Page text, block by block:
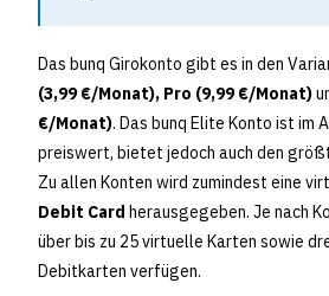
Das bunq Girokonto gibt es in den
(3,99 €/Monat), Pro (9,99 €/Monat)
€/Monat). Das bunq Elite Konto ist im
preiswert, bietet jedoch auch den
Zu allen Konten wird zumindest eine
Debit Card herausgegeben. Je nach
über bis zu 25 virtuelle Karten sowie
Debitkarten verfügen.